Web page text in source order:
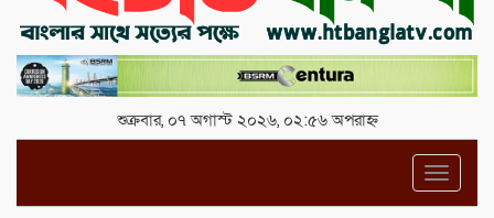
শুক্রবার, ০৭ অগাস্ট ২০২৬, ০২:৫৬ অপরাহ্ন